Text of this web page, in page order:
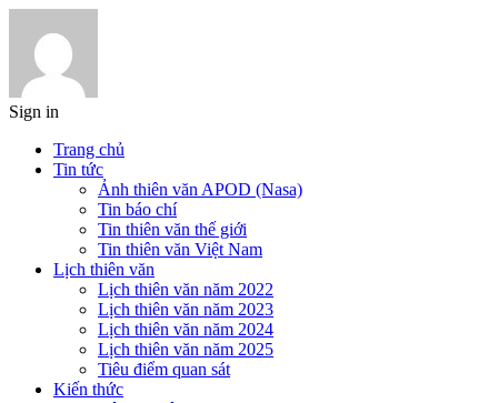
Sign in
Trang chủ
Tin tức
Ảnh thiên văn APOD (Nasa)
Tin báo chí
Tin thiên văn thế giới
Tin thiên văn Việt Nam
Lịch thiên văn
Lịch thiên văn năm 2022
Lịch thiên văn năm 2023
Lịch thiên văn năm 2024
Lịch thiên văn năm 2025
Tiêu điểm quan sát
Kiến thức